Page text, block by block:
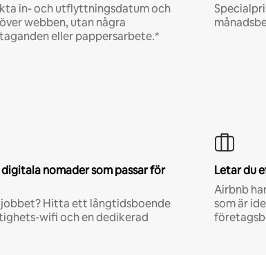
in- och utflyttningsdatum och
webben, utan några
eller pappersarbete.*
nomader som passar för
jobbet? Hitta ett långtidsboende
wifi och en dedikerad
Letar du
Airbnb
som är